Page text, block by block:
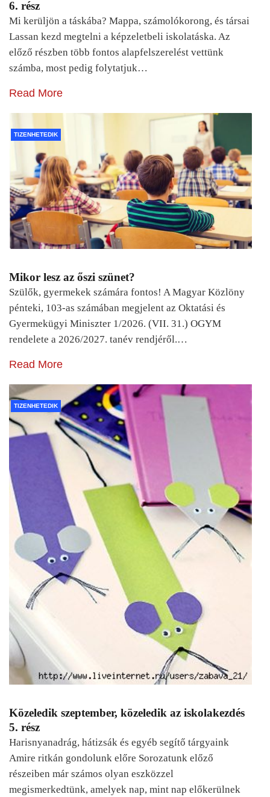
6. rész
Mi kerüljön a táskába? Mappa, számolókorong, és társai
Lassan kezd megtelni a képzeletbeli iskolatáska. Az
előző részben több fontos alapfelszerelést vettünk
számba, most pedig folytatjuk…
Read More
TIZENHETEDIK
Mikor lesz az őszi szünet?
Szülők, gyermekek számára fontos! A Magyar Közlöny
pénteki, 103-as számában megjelent az Oktatási és
Gyermekügyi Miniszter 1/2026. (VII. 31.) OGYM
rendelete a 2026/2027. tanév rendjéről.…
Read More
TIZENHETEDIK
Közeledik szeptember, közeledik az iskolakezdés
5. rész
Harisnyanadrág, hátizsák és egyéb segítő tárgyaink
Amire ritkán gondolunk előre Sorozatunk előző
részeiben már számos olyan eszközzel
megismerkedtünk, amelyek nap, mint nap előkerülnek